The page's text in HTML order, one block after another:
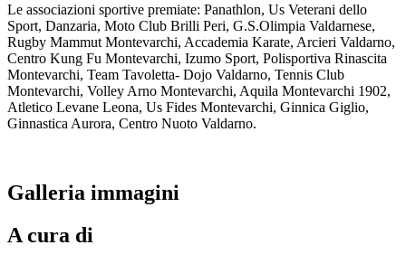
Le associazioni sportive premiate: Panathlon, Us Veterani dello
Sport, Danzaria, Moto Club Brilli Peri, G.S.Olimpia Valdarnese,
Rugby Mammut Montevarchi, Accademia Karate, Arcieri Valdarno,
Centro Kung Fu Montevarchi, Izumo Sport, Polisportiva Rinascita
Montevarchi, Team Tavoletta- Dojo Valdarno, Tennis Club
Montevarchi, Volley Arno Montevarchi, Aquila Montevarchi 1902,
Atletico Levane Leona, Us Fides Montevarchi, Ginnica Giglio,
Ginnastica Aurora, Centro Nuoto Valdarno.
Galleria immagini
A cura di